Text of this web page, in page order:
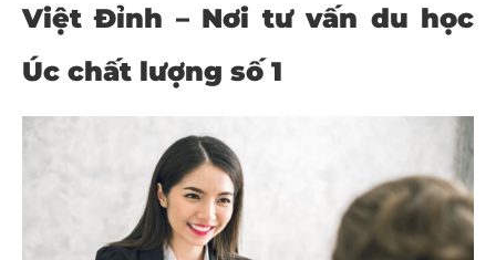
Việt Đỉnh – Nơi tư vấn du học
Úc chất lượng số 1